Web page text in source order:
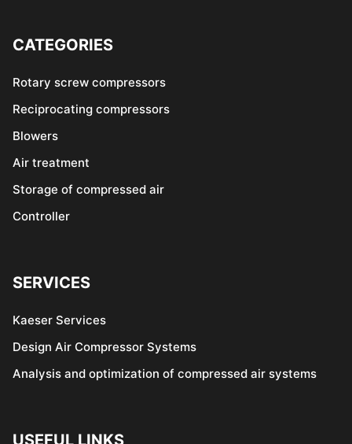
CATEGORIES
Rotary screw compressors
Reciprocating compressors
Blowers
Air treatment
Storage of compressed air
Controller
SERVICES
Kaeser Services
Design Air Compressor Systems
Analysis and optimization of compressed air systems
USEFUL LINKS